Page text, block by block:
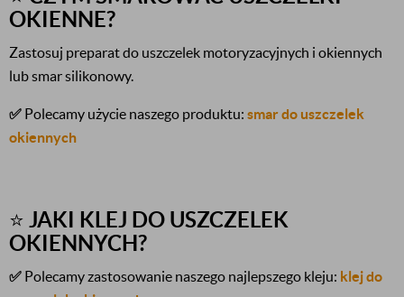
OKIENNE?
Zastosuj preparat do uszczelek motoryzacyjnych i okiennych
lub smar silikonowy.
✅ Polecamy użycie naszego produktu: smar do uszczelek
okiennych
⭐ JAKI KLEJ DO USZCZELEK
OKIENNYCH?
✅ Polecamy zastosowanie naszego najlepszego kleju: klej do